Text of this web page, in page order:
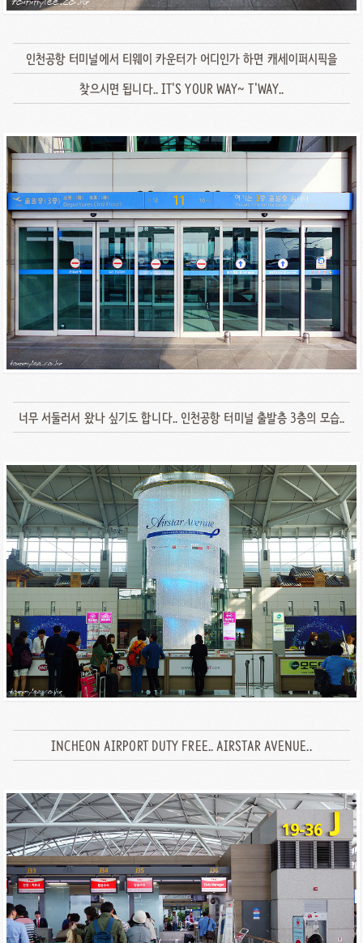
인천공항 터미널에서 티웨이 카운터가 어디인가 하면 캐세이퍼시픽을
찾으시면 됩니다.. IT'S YOUR WAY~ T'WAY..
너무 서둘러서 왔나 싶기도 합니다.. 인천공항 터미널 출발층 3층의 모습..
INCHEON AIRPORT DUTY FREE.. AIRSTAR AVENUE..